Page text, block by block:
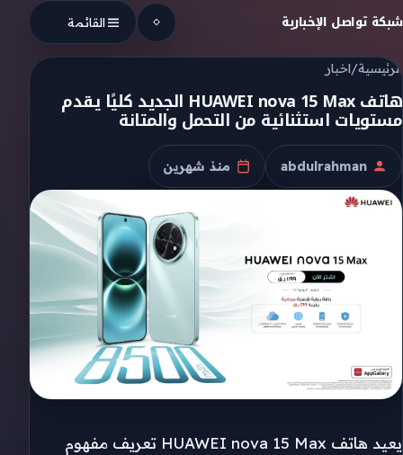
Skip to content
شبكة تواصل الإخبارية القائمة
الرئيسية/اخبار
هاتف HUAWEI nova 15 Max الجديد كليًا يقدم
مستويات استثنائية من التحمل والمتانة
الكاتب
abdulrahman
تاريخ النشر
منذ شهرين
يعيد هاتف HUAWEI nova 15 Max تعريف مفهوم